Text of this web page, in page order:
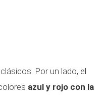
Por un lado, el
azul y rojo con la